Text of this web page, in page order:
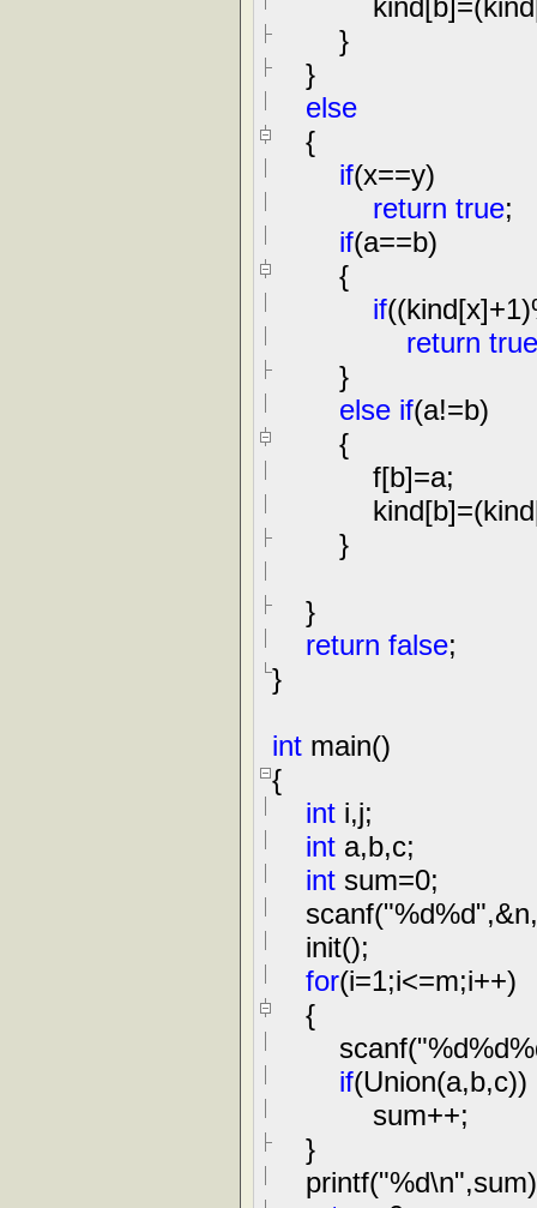
kind[b] =
}
}
else
{
if(x==y)
return true;
if(a==b)
{
if((kind[x]+1)
return true
}
else if(a!=b)
{
f[b]=a;
kind[b]=
}
}
return false;
}
int main()
{
int i,j;
int a,b,c;
int sum=0;
scanf("%d%d",&n,
init();
for(i=1;i<=m;i++)
{
scanf("
if(Union(a,b,c))
sum++;
}
printf("%d\n"